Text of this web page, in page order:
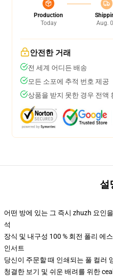
Production
Today
Aug.
안전한 거래
전 세계 어디든 배송
모든 소포에 추적 번호 제공
상품을 받지 못한 경우 전액
설
어떤 방에 있는 그 즉시 zhuzh 요인
석
장식 및 내구성 100 % 회전 폴리 에
인서트
당신이 주문할 때 인쇄되는 풀 컬러
청결한 보기 및 쉬운 배려를 위한